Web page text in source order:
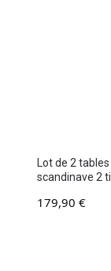
Lot de 2
scandinave 2
179,90 €